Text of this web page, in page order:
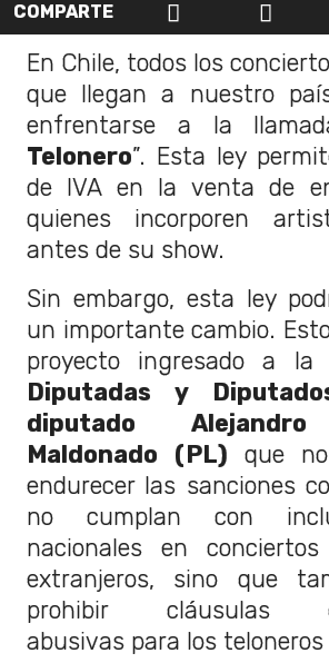
COMPARTE
En Chile, todos los
que llegan a nuestro
enfrentarse a la
Telonero”. Esta ley
de IVA en la venta de
quienes incorporen
antes de su show.
Sin embargo, esta ley
un importante cambio.
proyecto ingresado a la
Diputadas y
diputado
Maldonado (PL) que
endurecer las sanciones
no cumplan con
nacionales en
extranjeros, sino que
prohibir cláusulas
abusivas para los teloneros